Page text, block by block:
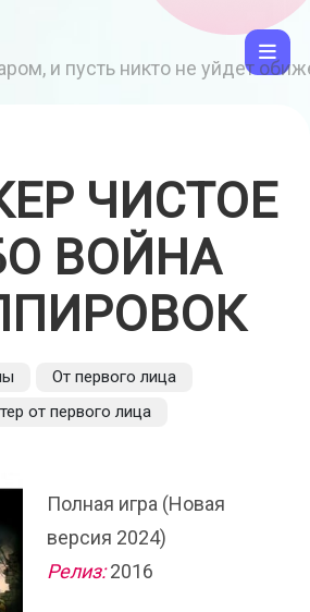
и пусть никто не уйдет
ЧИСТОЕ
ВОЙНА
От первого лица
от первого лица
Полная игра (Новая
версия 2024)
Релиз:2016